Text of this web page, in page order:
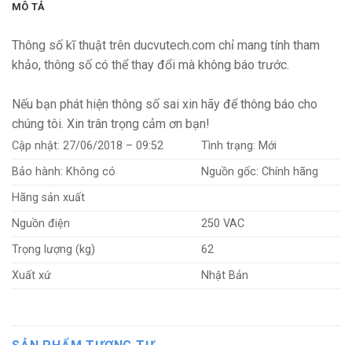
MÔ TẢ
Thông số kĩ thuật trên ducvutech.com chỉ mang tính tham
khảo, thông số có thể thay đổi mà không báo trước.
Nếu bạn phát hiện thông số sai xin hãy để thông báo cho
chúng tôi. Xin trân trọng cảm ơn bạn!
Cập nhật: 27/06/2018 – 09:52 Tình trạng: Mới
Bảo hành: Không có Nguồn gốc: Chính hãng
Hãng sản xuất
Nguồn điện
250 VAC
Trọng lượng (kg)
62
Xuất xứ
Nhật Bản